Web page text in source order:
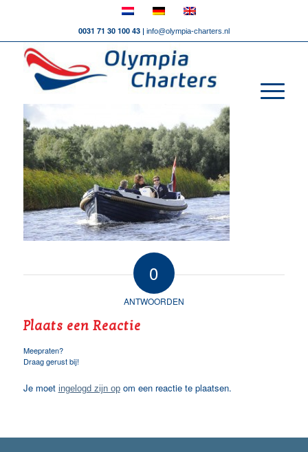
0031 71 30 100 43 | info@olympia-charters.nl
0
ANTWOORDEN
Plaats een Reactie
Meepraten?
Draag gerust bij!
Je moet ingelogd zijn opom een reactie te plaatsen.